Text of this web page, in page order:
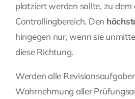
platziert werden sollte, zu
Controllingbereich. Den
hingegen nur, wenn sie
diese Richtung.
Werden alle
Wahrnehmung aller